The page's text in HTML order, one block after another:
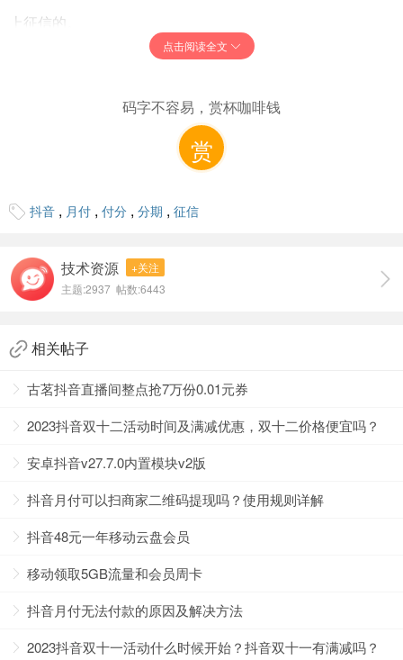
上征信的。
在开通抖音月付时，需要阅读并同意相关协议，而在信贷服
务及信息授权协议中就有明确说明，个人同意授权征信查
息、社保公积金信息、违法犯罪记录等等。
另外现在大多数的网贷都会上征信，只有一小部分会上征
信，但是一旦逾期，所有的网贷都会上征信。而且在您买房
力理按揭是银行会查到你申请过网贷。会严查你首付的资金
抖音月付分期还款影响征信吗？
不会的，但是逾期还款的话会有一定的影响的。
抖音月付在开通的时候会审核我们的征信报告,如果我们尝试
申请了抖音月付,那么会在征信报告的查询记录一栏中留下一
次“贷款审批查询”的记录,后续我们如果使用抖音月付,每期还
需要注意的是,如果我们使用抖音月付时产生还款逾期,那么相
点击阅读全文
码字不容易，赏杯咖啡钱
赏
抖音 , 月付 , 付分 , 分期 , 征信
技术资源
+关注
主题:2937 帖数:6443
相关帖子
古茗抖音直播间整点抢7万份0.01元券
2023抖音双十二活动时间及满减优惠，双十二价格便宜吗？
安卓抖音v27.7.0内置模块v2版
抖音月付可以扫商家二维码提现吗？使用规则详解
抖音48元一年移动云盘会员
移动领取5GB流量和会员周卡
抖音月付无法付款的原因及解决方法
2023抖音双十一活动什么时候开始？抖音双十一有满减吗？